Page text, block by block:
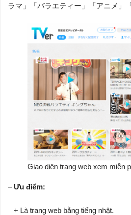
ラマ」「バラエティー」「アニメ」
Giao diện trang web xem miễn
– Ưu điểm:
+ Là trang web bằng tiếng nhật.